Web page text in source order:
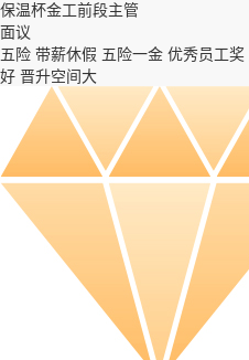
保温杯金工前段主管
面议
五险 带薪休假 五险一金 优秀员工奖
好 晋升空间大